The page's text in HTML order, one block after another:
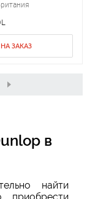
НА ЗАКАЗ
в
найти
приобрести